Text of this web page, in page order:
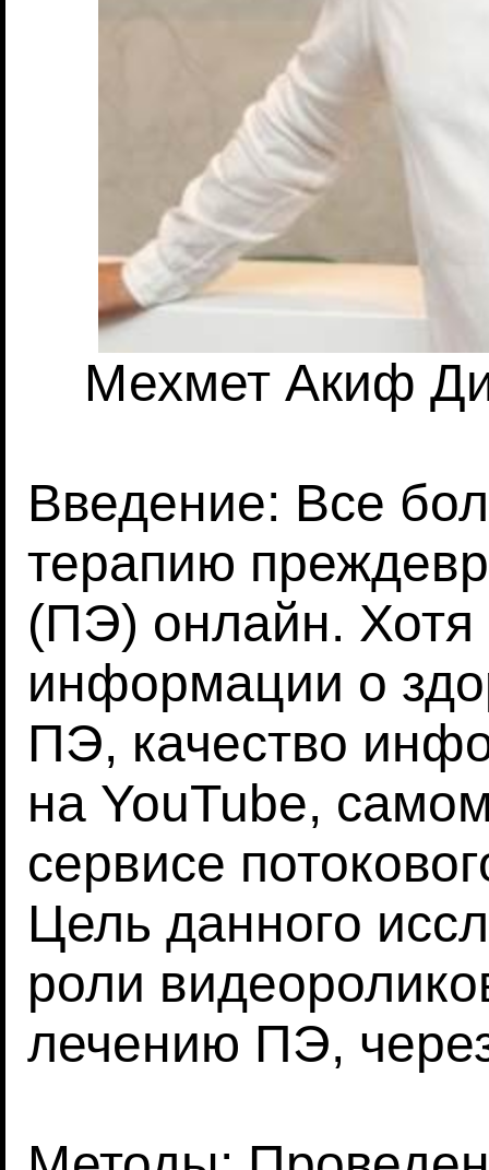
Мехмет Акиф
Введение: Все
терапию
(ПЭ) онлайн. Хотя
информации о
ПЭ, качество
на YouTube,
сервисе
Цель данного
роли
лечению ПЭ,